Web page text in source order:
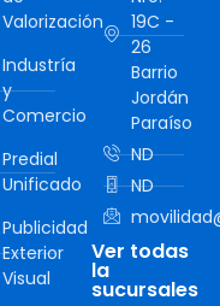
Valorización
Industría
y
Comercio
Predial
Unificado
Publicidad
Exterior
Visual
19C -
26
Barrio
Jordán
Paraíso
ND
ND
Ver todas
la
sucursales